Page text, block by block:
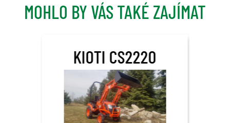
MOHLO BY VÁS TAKÉ ZAJÍMAT
KIOTI CS2220